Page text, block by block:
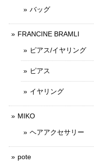
バッグ
FRANCINE BRAMLI
ピアス/イヤリング
ピアス
イヤリング
MIKO
ヘアアクセサリー
pote